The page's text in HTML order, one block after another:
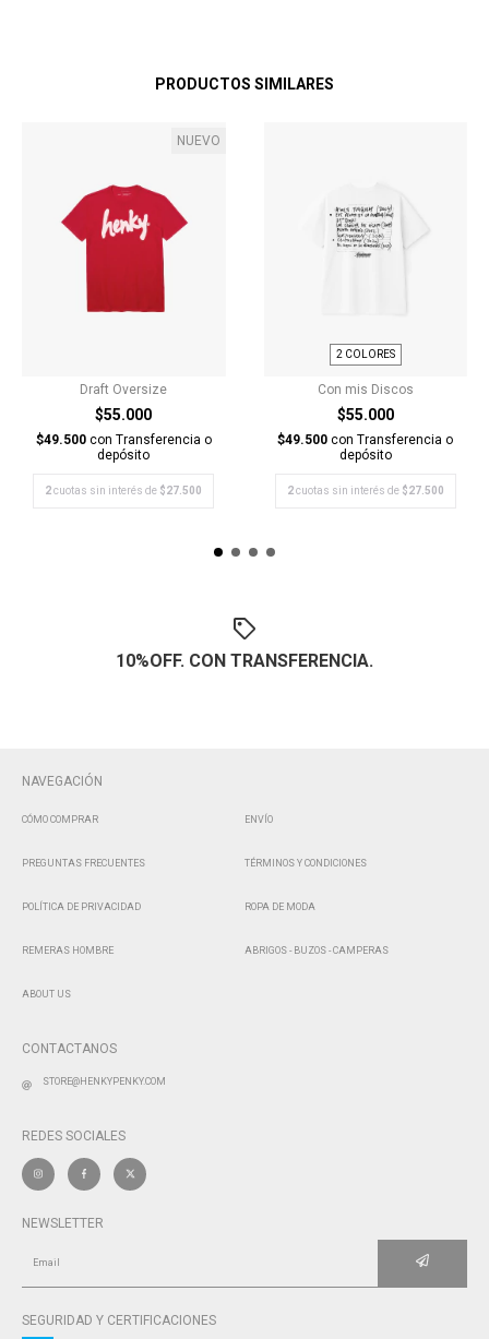
PRODUCTOS SIMILARES
NUEVO
Draft Oversize
$55.000
$49.500 con Transferencia o
depósito
2 cuotas sin interés de $27.500
2 COLORES
Con mis Discos
$55.000
$49.500con Transferencia o
depósito
2 cuotas sin interés de $27.500
10%OFF. CON TRANSFERENCIA.
NAVEGACIÓN
CÓMO COMPRAR ENVÍO
PREGUNTAS FRECUENTES TÉRMINOS Y CONDICIONES
POLÍTICA DE PRIVACIDAD ROPA DE MODA
REMERAS HOMBRE ABRIGOS - BUZOS - CAMPERAS
ABOUT US
CONTACTANOS
STORE@HENKYPENKY.COM
REDES SOCIALES
NEWSLETTER
SEGURIDAD Y CERTIFICACIONES